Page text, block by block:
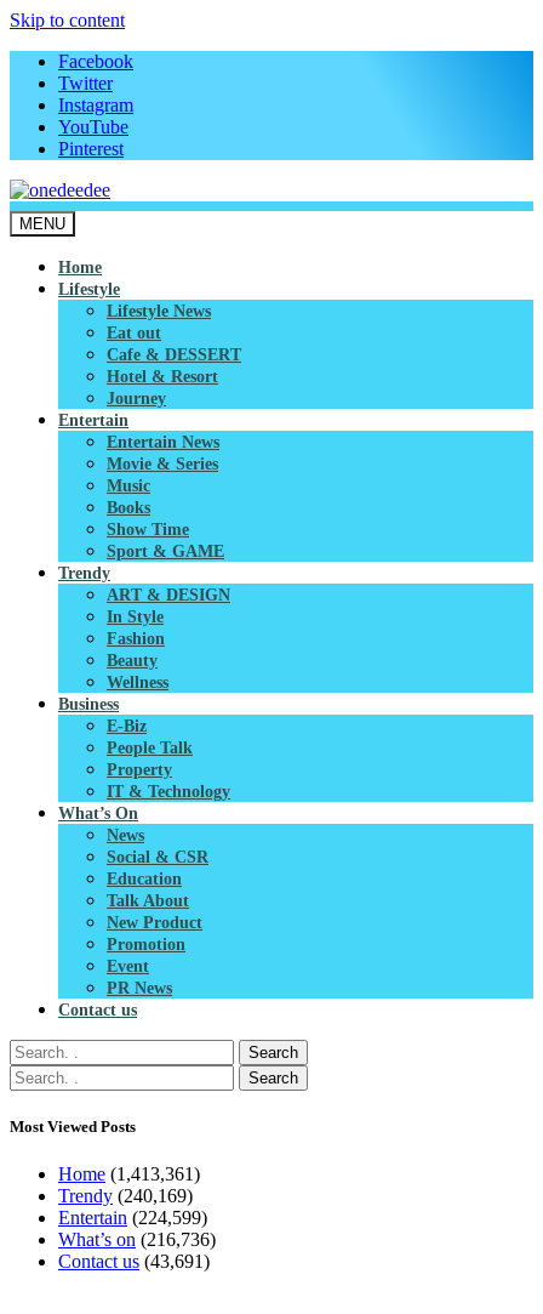
Skip to content
Facebook
Twitter
Instagram
YouTube
Pinterest
onedeedee
ให้ทุกวันเป็น "วันดีดี" ของคุณ
MENU
Home
Lifestyle
Lifestyle News
Eat out
Cafe & DESSERT
Hotel & Resort
Journey
Entertain
Entertain News
Movie & Series
Music
Books
Show Time
Sport & GAME
Trendy
ART & DESIGN
In Style
Fashion
Beauty
Wellness
Business
E-Biz
People Talk
Property
IT & Technology
What’s On
News
Social & CSR
Education
Talk About
New Product
Promotion
Event
PR News
Contact us
Search
Search
Most Viewed Posts
Home (1,413,361)
Trendy (240,169)
Entertain (224,599)
What’s on (216,736)
Contact us (43,691)